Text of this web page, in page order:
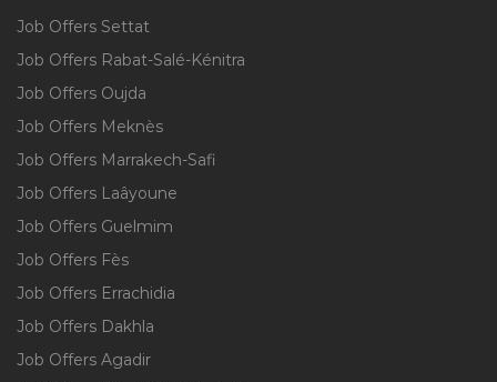
Job Offers Settat
Job Offers Rabat-Salé-Kénitra
Job Offers Oujda
Job Offers Meknès
Job Offers Marrakech-Safi
Job Offers Laâyoune
Job Offers Guelmim
Job Offers Fès
Job Offers Errachidia
Job Offers Dakhla
Job Offers Agadir